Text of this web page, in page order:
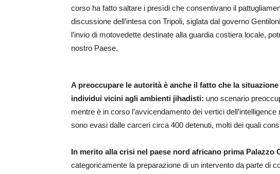
corso ha fatto saltare i presìdi che consentivano il
discussione dell’intesa con Tripoli, siglata dal governo
l’invio di motovedette destinate alla guardia costiera locale,
nostro Paese.
A preoccupare le autorità è anche il fatto che la
individui vicini agli ambienti jihadisti: uno scenario
mentre è in corso l’avvicendamento dei vertici
sono evasi dalle carceri circa 400 detenuti, molti dei quali
In merito alla crisi nel paese nord africano prima Palazzo
categoricamente la preparazione di un intervento da parte di